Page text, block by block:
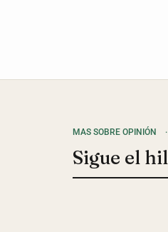
MAS SOBRE OPINIÓN ·
Sigue el